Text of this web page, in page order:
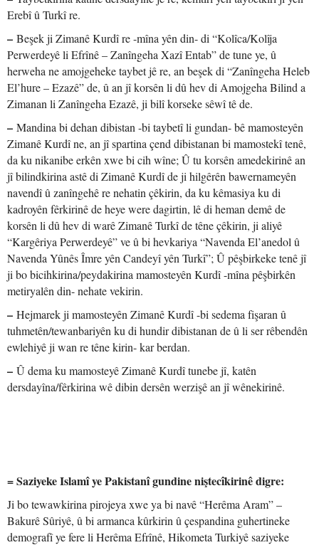
Erebî û Turkî re.
– Beşek ji Zimanê Kurdî re -mîna yên din- di “Kolîca/Kolîja
Perwerdeyê li Efrînê – Zanîngeha Xazî Entab” de tune ye, û
herweha ne amojgeheke taybet jê re, an beşek di “Zanîngeha Heleb
El’hure – Ezazê” de, û an jî korsên li dû hev di Amojgeha Bilind a
Zimanan li Zanîngeha Ezazê, ji bilî korseke sêwî tê de.
– Mandina bi dehan dibistan -bi taybetî li gundan- bê mamosteyên
Zimanê Kurdî ne, an jî spartina çend dibistanan bi mamostekî tenê,
da ku nikanibe erkên xwe bi cih wîne; Û tu korsên amedekirinê an
jî bilindkirina astê di Zimanê Kurdî de ji hilgêrên bawernameyên
navendî û zanîngehê re nehatin çêkirin, da ku kêmasiya ku di
kadroyên fêrkirinê de heye were dagirtin, lê di heman demê de
korsên li dû hev di warê Zimanê Turkî de têne çêkirin, ji aliyê
“Kargêriya Perwerdeyê” ve û bi hevkariya “Navenda El’anedol û
Navenda Yûnês Îmre yên Candeyî yên Turkî”; Û pêşbirkeke tenê jî
ji bo bicihkirina/peydakirina mamosteyên Kurdî -mîna pêşbirkên
metiryalên din- nehate vekirin.
– Hejmarek ji mamosteyên Zimanê Kurdî -bi sedema fişaran û
tuhmetên/tewanbariyên ku di hundir dibistanan de û li ser rêbendên
ewlehiyê ji wan re têne kirin- kar berdan.
– Û dema ku mamosteyê Zimanê Kurdî tunebe jî, katên
dersdayîna/fêrkirina wê dibin dersên werzişê an jî wênekirinê.
= Saziyeke Islamî ye Pakistanî gundine niştecîkirinê digre:
Ji bo tewawkirina pirojeya xwe ya bi navê “Herêma Aram” –
Bakurê Sûriyê, û bi armanca kûrkirin û çespandina guhertineke
demografî ye fere li Herêma Efrînê, Hikometa Turkiyê saziyeke